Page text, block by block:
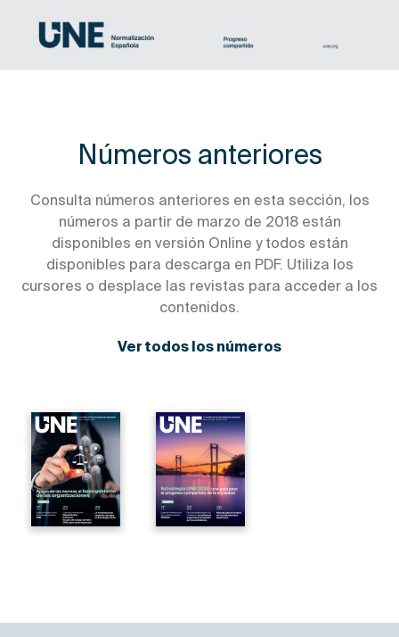
Números anteriores
Consulta números anteriores en esta sección, los
números a partir de marzo de 2018 están
disponibles en versión Online y todos están
disponibles para descarga en PDF. Utiliza los
cursores o desplace las revistas para acceder a los
contenidos.
Ver todos los números